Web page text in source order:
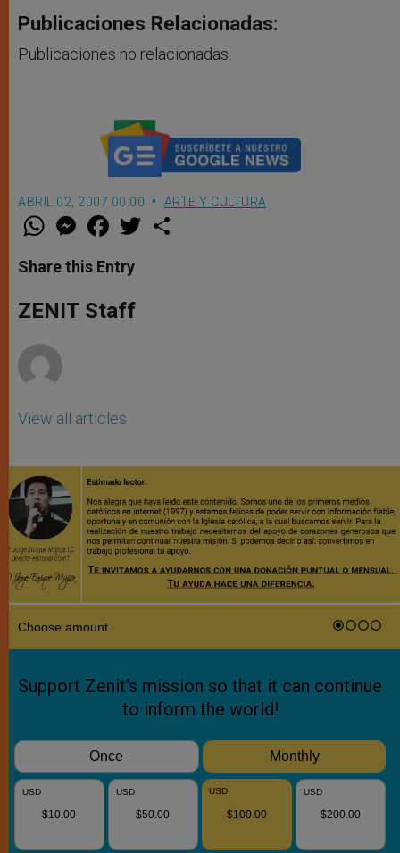
Publicaciones Relacionadas:
Publicaciones no relacionadas.
ABRIL 02, 2007 00:00 ARTE Y CULTURA
W
t
s
p
p
M
e
s
e
g
e
F
a
e
b
o
k
w
Share this Entry
ZENIT Staff
View all articles